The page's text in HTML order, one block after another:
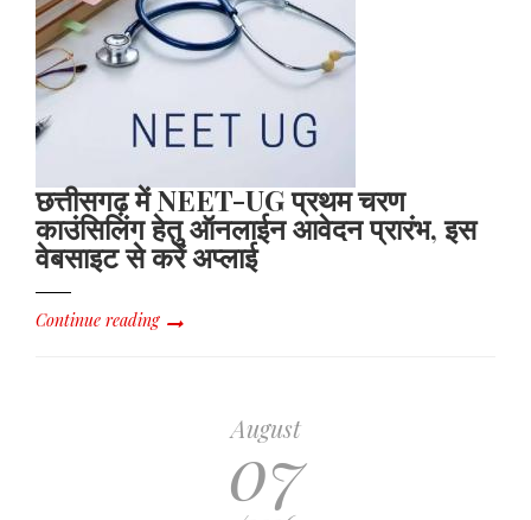
छत्तीसगढ़ में NEET-UG प्रथम चरण
काउंसिलिंग हेतु ऑनलाईन आवेदन प्रारंभ, इस
वेबसाइट से करें अप्लाई
Continue reading
August
07